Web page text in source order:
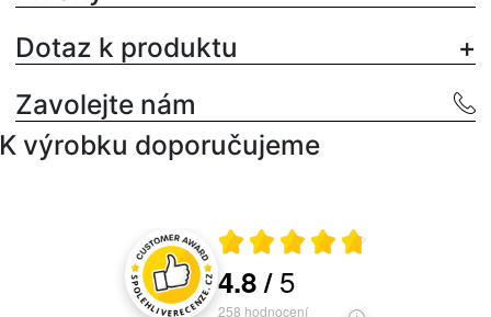
Dotaz k produktu
Zavolejte nám
K výrobku doporučujeme
Hodnocení a recenze zákazníků
Průměrné hodnocení 4.8 z 5
4.8/5
258 hodnocení